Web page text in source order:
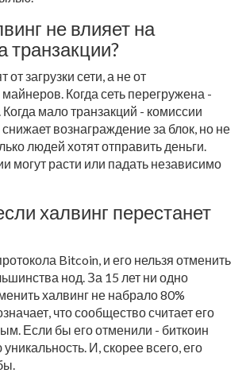
не влияет на
транзакции?
от загрузки сети, а не от
Когда сеть перегружена -
Когда мало транзакций - комиссии
вознаграждение за блок, но не
людей хотят отправить деньги.
могут расти или падать независимо
халвинг перестанет
Bitcoin, и его нельзя отменить
нод. За 15 лет ни одно
халвинг не набрало 80%
что сообщество считает его
Если бы его отменили - биткоин
И, скорее всего, его